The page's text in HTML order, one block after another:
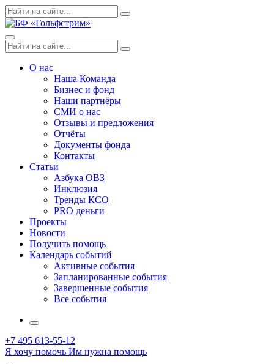
Skip
to
Поиск
по:
Search
Menu
Поиск
по:
Search
О нас
Наша Команда
Бизнес и фонд
Наши партнёры
СМИ о нас
Отзывы и предложения
Отчёты
Документы фонда
Контакты
Статьи
Азбука ОВЗ
Инклюзия
Тренды КСО
PRO деньги
Проекты
Новости
Получить помощь
Календарь событий
Активные события
Запланированные события
Завершенные события
Все события
More
+7 495 613-55-12
Я хочу помочь Им нужна помощь